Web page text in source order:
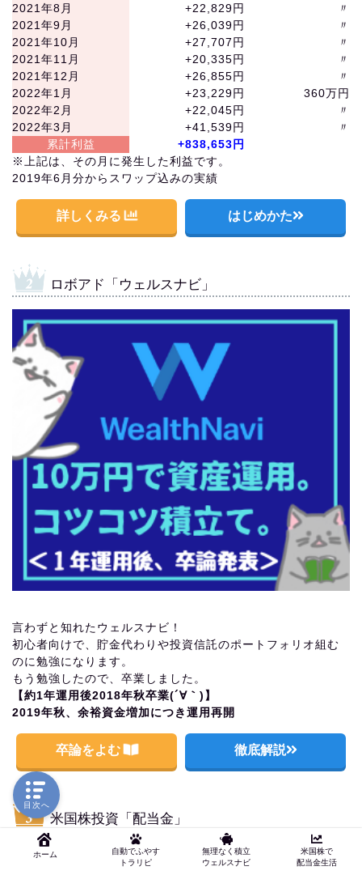
2021年8月
+22,829円
〃
2021年9月
+26,039円
〃
2021年10月
+27,707円
〃
2021年11月
+20,335円
〃
2021年12月
+26,855円
〃
2022年1月
+23,229円
360万円
2022年2月
+22,045円
〃
2022年3月
+41,539円
〃
累計利益
+838,653円
※上記は、その月に発生した利益です。
2019年6月分からスワップ込みの実績
詳しくみる はじめかた
ロボアド「ウェルスナビ」
言わずと知れたウェルスナビ！
初心者向けで、貯金代わりや投資信託のポートフォリオ組む
のに勉強になります。
もう勉強したので、卒業しました。
【約1年運用後2018年秋卒業(´∀｀)】
2019年秋、余裕資金増加につき運用再開
卒論をよむ 徹底解説
米国株投資「配当金」
ホーム
自動でふやす
トラリピ
無理なく積立
ウェルスナビ
米国株で
配当金生活
目次へ